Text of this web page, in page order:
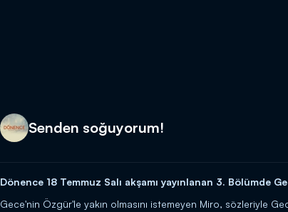
Senden soğuyorum!
Dönence 18 Temmuz Salı akşamı yayınlanan 3. Bölümde
Gece'nin Özgür'le yakın olmasını istemeyen Miro, sözleriyle